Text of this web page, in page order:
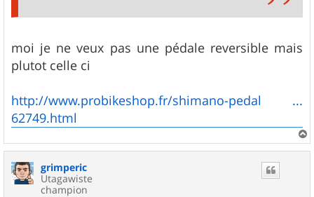
moi je ne veux pas une pédale reversible mais
plutot celle ci
http://www.probikeshop.fr/shimano-pedal ...
62749.html
a
grimperic
Utagawiste
champion